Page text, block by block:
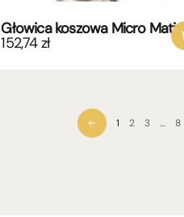
Głowica koszowa Micro Matic
152,74zł
1 2 3 … 8